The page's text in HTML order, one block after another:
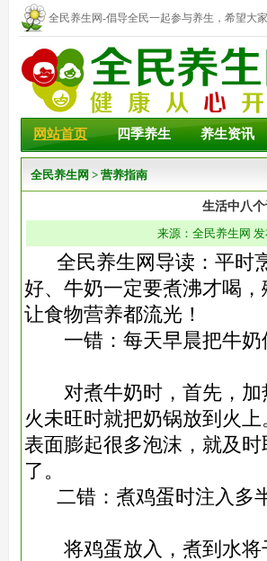
全民养生网-倡导全民一起参与养生，希望大
幸福！
网站首页 四季养生 养生资讯
全民养生网 > 营养指南
生活中八
来源：全民养生网
全民养生网导读：平时
好、牛奶一定要煮沸才喝
让食物营养都流光！
一错：每天早晨把牛奶
对煮牛奶时，首先，加
火未旺时就把奶锅放到火
表面膨起很多泡沫，就及
了。
二错：煮鸡蛋时注入多
将鸡蛋放入，煮到水将